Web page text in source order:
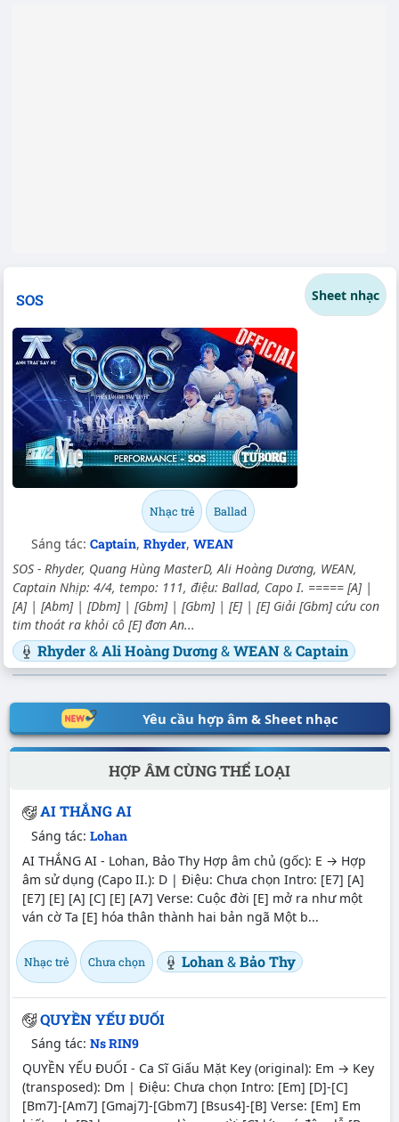
SOS Sheet nhạc
Nhạc trẻ Ballad
Sáng tác: Captain, Rhyder, WEAN
SOS - Rhyder, Quang Hùng MasterD, Ali Hoàng Dương, WEAN,
Captain Nhịp: 4/4, tempo: 111, điệu: Ballad, Capo I. ===== [A] |
[A] | [Abm] | [Dbm] | [Gbm] | [Gbm] | [E] | [E] Giải [Gbm] cứu con
tim thoát ra khỏi cô [E] đơn An...
Rhyder&Ali Hoàng Dương&WEAN&Captain
Yêu cầu hợp âm & Sheet nhạc
HỢP ÂM CÙNG THỂ LOẠI
AI THẮNG AI
Sáng tác: Lohan
AI THẮNG AI - Lohan, Bảo Thy Hợp âm chủ (gốc): E → Hợp
âm sử dụng (Capo II.): D | Điệu: Chưa chọn Intro: [E7] [A]
[E7] [E] [A] [C] [E] [A7] Verse: Cuộc đời [E] mở ra như một
ván cờ Ta [E] hóa thân thành hai bản ngã Một b...
Nhạc trẻ Chưa chọn Lohan&Bảo Thy
QUYỀN YẾU ĐUỐI
Sáng tác: Ns RIN9
QUYỀN YẾU ĐUỐI - Ca Sĩ Giấu Mặt Key (original): Em → Key
(transposed): Dm | Điệu: Chưa chọn Intro: [Em] [D]-[C]
[Bm7]-[Am7] [Gmaj7]-[Gbm7] [Bsus4]-[B] Verse: [Em] Em